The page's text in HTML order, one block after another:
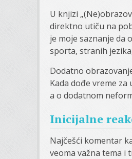
U knjizi
direktno utiču na
je moje saznanje da
sporta, stranih
Dodatno
Kada dođe vreme
a o dodatnom
Inicijalne
Najčešći komentar
veoma važna tema i